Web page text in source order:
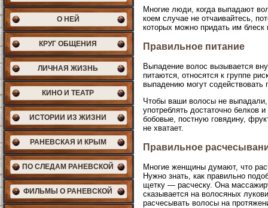
О НЕЙ
КРУГ ОБЩЕНИЯ
ЛИЧНАЯ ЖИЗНЬ
КИНО И ТЕАТР
ИСТОРИИ ИЗ ЖИЗНИ
РАНЕВСКАЯ И КРЫМ
ПО СЛЕДАМ РАНЕВСКОЙ
ФИЛЬМЫ О РАНЕВСКОЙ
Многие люди, когда выпадают
коем случае не отчаивайтесь,
которых можно придать им блеск
Правильное питание
Выпадение волос вызывается
питаются, относятся к группе
выпадению могут содействовать
Чтобы ваши волосы не
употреблять достаточно белков
бобовые, постную говядину,
не хватает.
Правильное
Многие женщины думают, что
Нужно знать, как правильно
щетку — расческу. Она
сказывается на волосяных
расчесывать волосы на